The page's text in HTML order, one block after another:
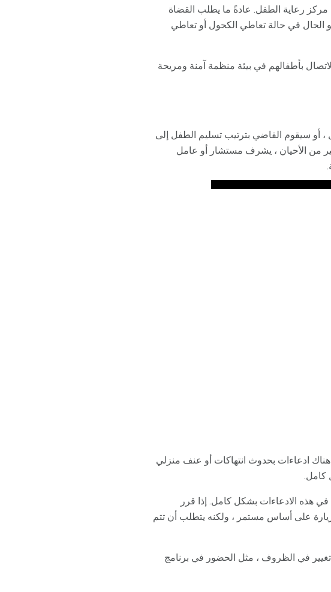
مركز رعاية الطفل. عادةً ما يطلب القضاة
الحال في حالة تعاطي الكحول أو تعاطي
بأطفالهم في بيئة منظمة آمنة ومريحة
، أو سيقوم القاضي بترتيب تسليم الطفل إلى
من الأحيان ، يشرف مستشار أو عامل
ادعاءات بحدوث انتهاكات أو عنف منزلي
كامل.
هذه الادعاءات بشكل كامل. إذا قرر
على أساس مستمر ، ولكنه يتطلب أن تتم
في الظروف ، مثل الحضور في برنامج